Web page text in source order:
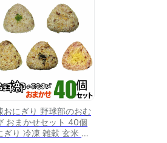
はん 軽食 間食 おやつ
夜食 時短食 定期購入
便 玄むす 玄むす屋
おにぎり 野球部のおむ
おまかせセット 40個
ぎり 冷凍 雑穀 玄米 個